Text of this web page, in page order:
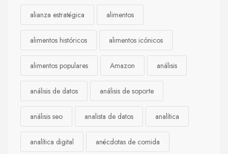
alianza estratégica alimentos
alimentos históricos alimentos icónicos
alimentos populares Amazon análisis
análisis de datos análisis de soporte
análisis seo analista de datos analítica
analítica digital anécdotas de comida